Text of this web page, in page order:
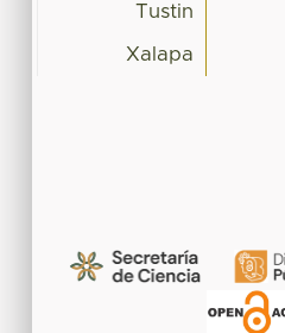
Tustin
Xalapa